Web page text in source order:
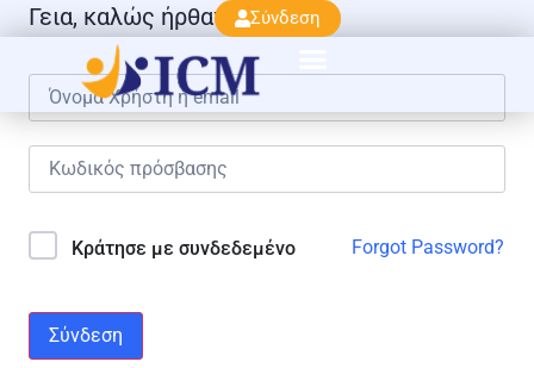
Σύνδεση
Γεια, καλώς ήρθατε πάλι!
Κράτησε με συνδεδεμένο Forgot Password?
Σύνδεση